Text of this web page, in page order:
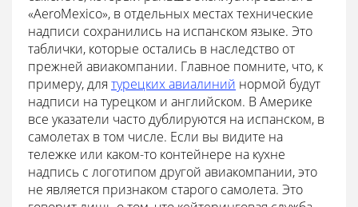
«AeroMexico», в отдельных местах технические
надписи сохранились на испанском языке. Это
таблички, которые остались в наследство от
прежней авиакомпании. Главное помните, что, к
примеру, для турецких авиалиний нормой будут
надписи на турецком и английском. В Америке
все указатели часто дублируются на испанском, в
самолетах в том числе. Если вы видите на
тележке или каком-то контейнере на кухне
надпись с логотипом другой авиакомпании, это
не является признаком старого самолета. Это